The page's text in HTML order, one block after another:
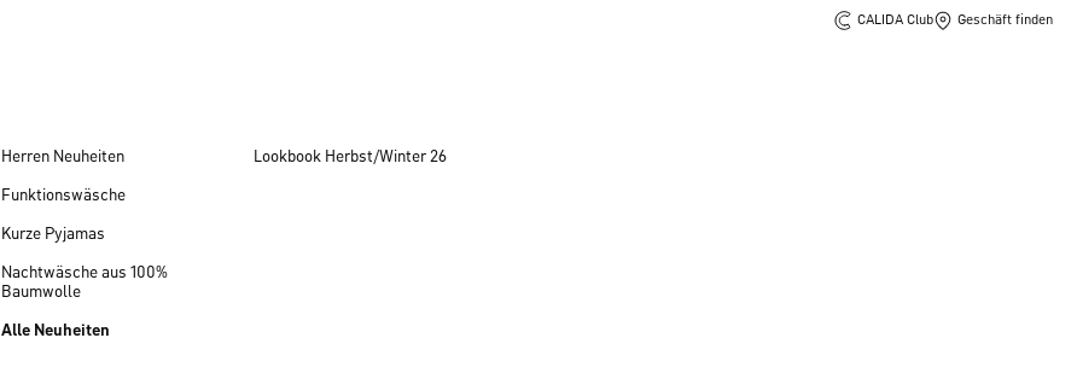
CALIDA Club Geschäft finden
Herren Neuheiten
Funktionswäsche
Kurze Pyjamas
Nachtwäsche aus 100%
Baumwolle
Alle Neuheiten
Lookbook Herbst/Winter 26